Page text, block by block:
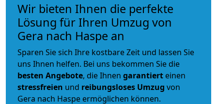
Wir bieten Ihnen die perfekte
Lösung für Ihren Umzug von
Gera nach Haspe an
Sparen Sie sich Ihre kostbare Zeit und lassen Sie
uns Ihnen helfen. Bei uns bekommen Sie die
besten Angebote, die Ihnen garantiert einen
stressfreien und reibungsloses Umzug von
Gera nach Haspe ermöglichen können.